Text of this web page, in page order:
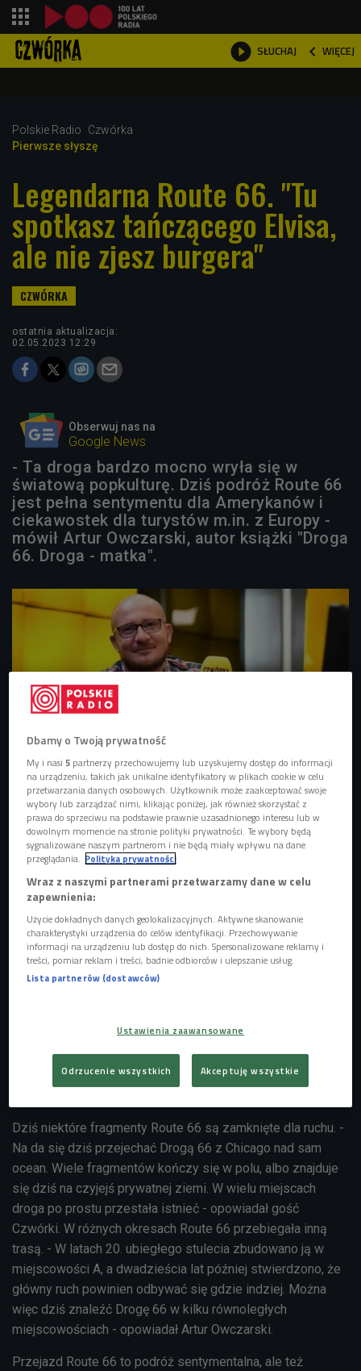
 SŁUCHAJ  WIĘCEJ

Polskie Radio
Czwórka
Pierwsze słyszę
Legendarna Route 66. "Tu
spotkasz tańczącego Elvisa,
ale nie zjesz burgera"
ostatnia aktualizacja:
02.05.2023 12:29
Obserwuj nas na
Google News
- Ta droga bardzo mocno wryła się w
światową popkulturę. Dziś podróż Route 66
jest pełna sentymentu dla Amerykanów i
ciekawostek dla turystów m.in. z Europy -
mówił Artur Owczarski, autor książki "Droga
66. Droga - matka".
Artur Owczarski Foto: Kamil Jasieński/Czwórka
Trasa, otwarta w 1926 roku, ma 2448 mil, czyli 3939 km
długości i pierwotnie łączyła Chicago z Los Angeles. W
1936 roku przedłużono ją do Santa Monica. Osławiona
Route 66 jest symbolem amerykańskiej popkultury. Pomysł,
by zainteresować się jej historią i napisać o niej książkę
pojawił się u Artura Owczarskiego nagle.
- To była pierwsza autostrada Ameryki. Miliony ludzi,
podróżując tą drogą, często po prostu zmieniało swoje
charakter tej trasy - mówił Artur Owczarski,
"Droga 66. Droga - matka". - Potem zaczęto o niej tworzyć
piosenki, seriale telewizyjne. Ludzie opowiadali historie z
Dziś niektóre fragmenty Route 66 są zamknięte dla ruchu. -
Na da się dziś przejechać Drogą 66 z Chicago nad sam
ocean. Wiele fragmentów kończy się w polu, albo znajduje
się dziś na czyjejś prywatnej ziemi. W wielu miejscach
droga po prostu przestała istnieć - opowiadał gość
Czwórki. W różnych okresach Route 66 przebiegała inną
trasą. - W latach 20. ubiegłego stulecia zbudowano ją w
miejscowości A, a dwadzieścia lat później stwierdzono, że
główny ruch powinien odbywać się gdzie indziej. Można
więc dziś znaleźć Drogę 66 w kilku równoległych
miejscowościach - opowiadał Artur Owczarski.
Przejazd Route 66 to podróż sentymentalna, ale też
Dbamy o Twoją prywatność
My i nasi5 partnerzy przechowujemy lub uzyskujemy dostęp do informacji
na urządzeniu, takich jak unikalne identyfikatory w plikach cookie w celu
przetwarzania danych osobowych. Użytkownik może zaakceptować swoje
wybory lub zarządzać nimi, klikając poniżej, jak również skorzystać z
prawa do sprzeciwu na podstawie prawnie uzasadnionego interesu lub w
dowolnym momencie na stronie polityki prywatności. Te wybory będą
sygnalizowane naszym partnerom i nie będą miały wpływu na dane
przeglądania. Polityka prywatności
Wraz z naszymi partnerami przetwarzamy dane w celu
zapewnienia:
Użycie dokładnych danych geolokalizacyjnych. Aktywne skanowanie
charakterystyki urządzenia do celów identyfikacji. Przechowywanie
informacji na urządzeniu lub dostęp do nich. Spersonalizowane reklamy i
treści, pomiar reklam i treści, badnie odbiorców i ulepszanie usług.
Lista partnerów (dostawców)
Ustawienia zaawansowane
Odrzucenie wszystkich Akceptuję wszystkie